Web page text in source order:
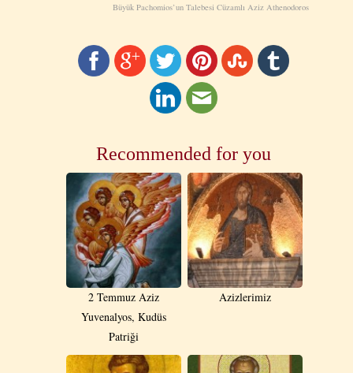
Büyük Pachomios’un Talebesi Cüzamlı Aziz Athenodoros
Recommended for you
2 Temmuz Aziz
Yuvenalyos, Kudüs
Patriği
Azizlerimiz